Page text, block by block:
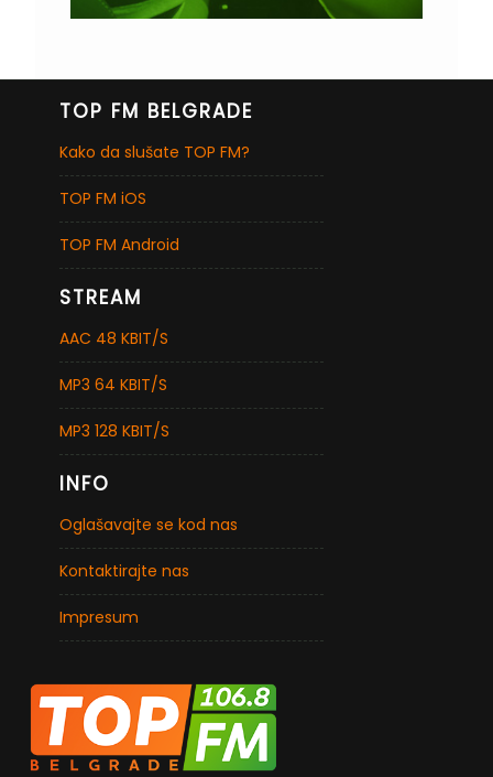
TOP FM BELGRADE
Kako da slušate TOP FM?
TOP FM iOS
TOP FM Android
STREAM
AAC 48 KBIT/S
MP3 64 KBIT/S
MP3 128 KBIT/S
INFO
Oglašavajte se kod nas
Kontaktirajte nas
Impresum